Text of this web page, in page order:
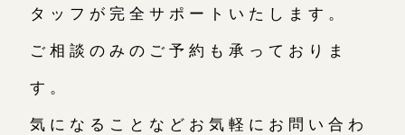
タッフが完全サポートいたします。
ご相談のみのご予約も承っておりま
す。
気になることなどお気軽にお問い合わ